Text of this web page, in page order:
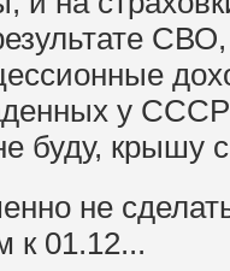
у
буду, крышу
не
к 01.12...